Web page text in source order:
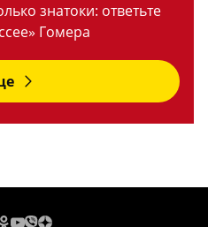
знатоки: ответьте
Гомера